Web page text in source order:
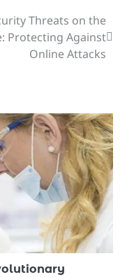
Threats on the
Protecting Against
Online Attacks